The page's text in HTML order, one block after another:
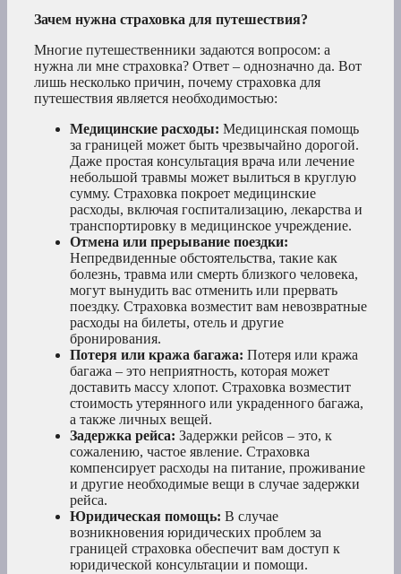
Зачем нужна страховка для путешествия?
Многие путешественники задаются вопросом: а
нужна ли мне страховка? Ответ – однозначно да. Вот
лишь несколько причин, почему страховка для
путешествия является необходимостью:
Медицинские расходы: Медицинская помощь
за границей может быть чрезвычайно дорогой.
Даже простая консультация врача или лечение
небольшой травмы может вылиться в круглую
сумму. Страховка покроет медицинские
расходы, включая госпитализацию, лекарства и
транспортировку в медицинское учреждение.
Отмена или прерывание поездки:
Непредвиденные обстоятельства, такие как
болезнь, травма или смерть близкого человека,
могут вынудить вас отменить или прервать
поездку. Страховка возместит вам невозвратные
расходы на билеты, отель и другие
бронирования.
Потеря или кража багажа: Потеря или кража
багажа – это неприятность, которая может
доставить массу хлопот. Страховка возместит
стоимость утерянного или украденного багажа,
а также личных вещей.
Задержка рейса: Задержки рейсов – это, к
сожалению, частое явление. Страховка
компенсирует расходы на питание, проживание
и другие необходимые вещи в случае задержки
рейса.
Юридическая помощь: В случае
возникновения юридических проблем за
границей страховка обеспечит вам доступ к
юридической консультации и помощи.